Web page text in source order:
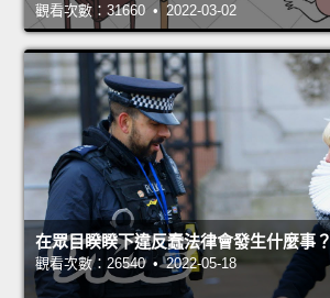
觀看次數：31660 • 2022-03-02
在眾目睽睽下違反蠢法律會發生什麼事？
觀看次數：26540 • 2022-05-18